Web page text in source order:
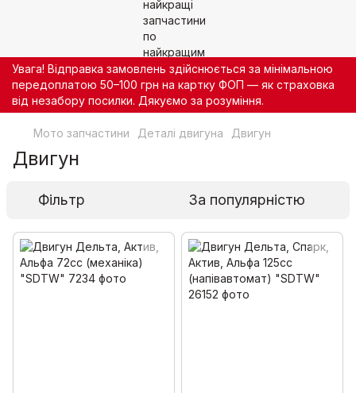
Увага! Відправка замовлень здійснюється за мінімальною
передоплатою 50–100 грн на картку ФОП — як страховка
від незабору посилки. Дякуємо за розуміння.
Мото запчастини Деталі двигуна Двигун
Двигун
Фільтр За популярністю